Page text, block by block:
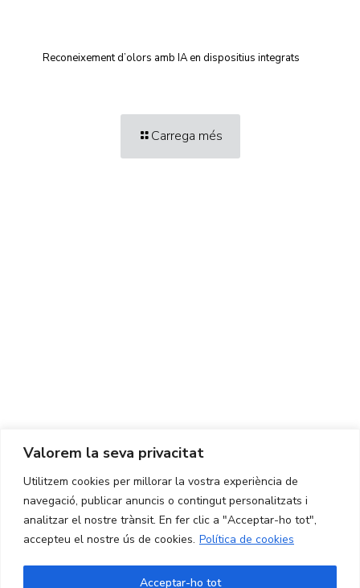
Valorem la seva privacitat
Utilitzem cookies per millorar la vostra experiència de
navegació, publicar anuncis o contingut personalitzats i
analitzar el nostre trànsit. En fer clic a "Acceptar-ho tot",
accepteu el nostre ús de cookies. Política de cookies
Acceptar-ho tot
Reconeixement d’olors amb IA en dispositius integrats
Carrega més
CONTACTE
Ed. K2M (Planta 1, Oficina 106)
C/ Jordi Girona 1-3
08034 Barcelona (Espanya)
+34 93 405 44 03